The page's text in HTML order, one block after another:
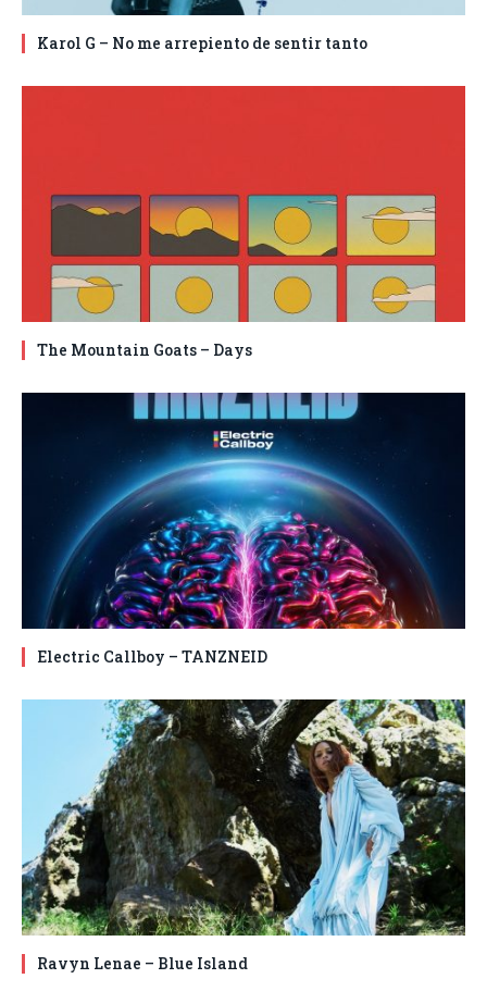
Karol G – No me arrepiento de sentir tanto
The Mountain Goats – Days
Electric Callboy – TANZNEID
Ravyn Lenae – Blue Island